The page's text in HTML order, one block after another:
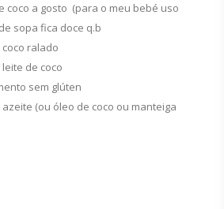
coco a gosto (para o meu bebé uso
sopa fica doce q.b
ralado
de coco
sem glúten
(ou óleo de coco ou manteiga